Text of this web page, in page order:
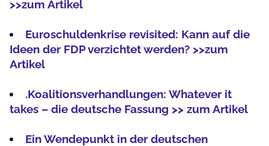
>>zum Artikel
Euroschuldenkrise revisited: Kann auf die
Ideen der FDP verzichtet werden? >>zum
Artikel
.Koalitionsverhandlungen: Whatever it
takes – die deutsche Fassung >> zum Artikel
Ein Wendepunkt in der deutschen